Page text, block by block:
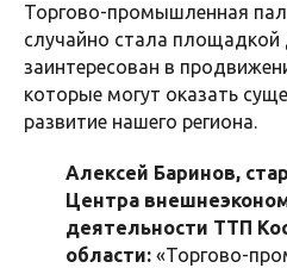
Торгово-промышленная
случайно стала площадкой
заинтересован в
которые могут оказать
развитие нашего региона.
Алексей Баринов,
Центра
деятельности ТТП
области: «Торгово-